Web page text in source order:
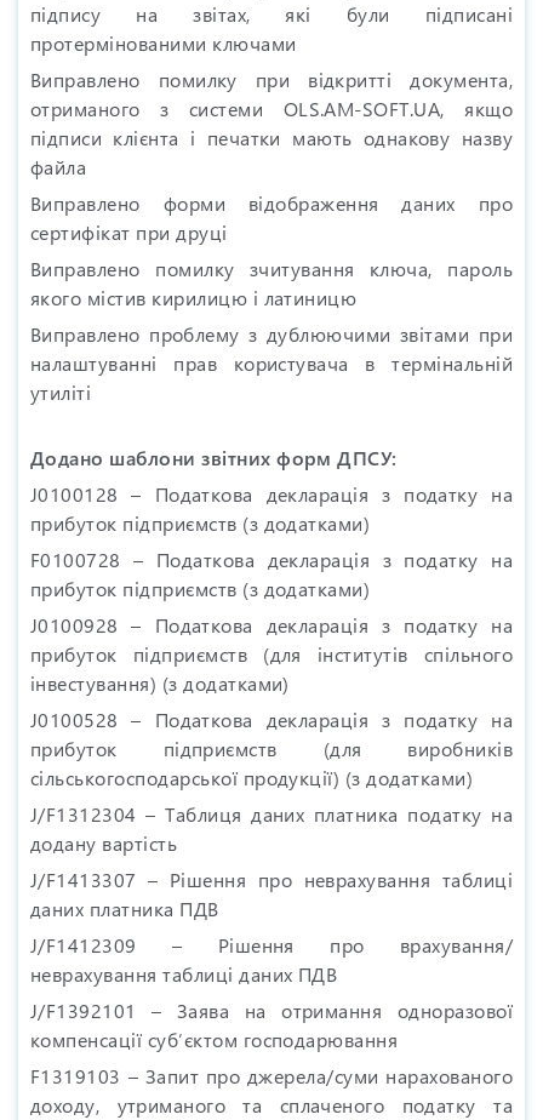
підпису на звітах, які були підписані
протермінованими ключами
Виправлено помилку при відкритті документа,
отриманого з системи OLS.AM-SOFT.UA, якщо
підписи клієнта і печатки мають однакову назву
файла
Виправлено форми відображення даних про
сертифікат при друці
Виправлено помилку зчитування ключа, пароль
якого містив кирилицю і латиницю
Виправлено проблему з дублюючими звітами при
налаштуванні прав користувача в термінальній
утиліті
Додано шаблони звітних форм ДПСУ:
J0100128 – Податкова декларація з податку на
прибуток підприємств (з додатками)
F0100728 – Податкова декларація з податку на
прибуток підприємств (з додатками)
J0100928 – Податкова декларація з податку на
прибуток підприємств (для інститутів спільного
інвестування) (з додатками)
J0100528 – Податкова декларація з податку на
прибуток підприємств (для виробників
сільськогосподарської продукції) (з додатками)
J/F1312304 – Таблиця даних платника податку на
додану вартість
J/F1413307 – Рішення про неврахування таблиці
даних платника ПДВ
J/F1412309 – Рішення про врахування/
неврахування таблиці даних ПДВ
J/F1392101 – Заява на отримання одноразової
компенсації суб’єктом господарювання
F1319103 – Запит про джерела/суми нарахованого
доходу, утриманого та сплаченого податку та